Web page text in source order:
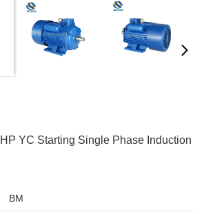
YC Starting Single Phase Induction
BM